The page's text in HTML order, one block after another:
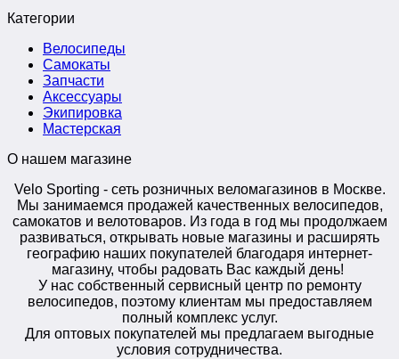
Категории
Велосипеды
Самокаты
Запчасти
Аксессуары
Экипировка
Мастерская
О нашем магазине
Velo Sporting - сеть розничных веломагазинов в Москве.
Мы занимаемся продажей качественных велосипедов,
самокатов и велотоваров. Из года в год мы продолжаем
развиваться, открывать новые магазины и расширять
географию наших покупателей благодаря интернет-
магазину, чтобы радовать Вас каждый день!
У нас собственный сервисный центр по ремонту
велосипедов, поэтому клиентам мы предоставляем
полный комплекс услуг.
Для оптовых покупателей мы предлагаем выгодные
условия сотрудничества.